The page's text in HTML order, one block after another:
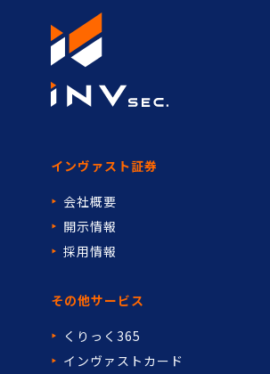
インヴァスト証券
会社概要
開示情報
採用情報
その他サービス
くりっく365
インヴァストカード